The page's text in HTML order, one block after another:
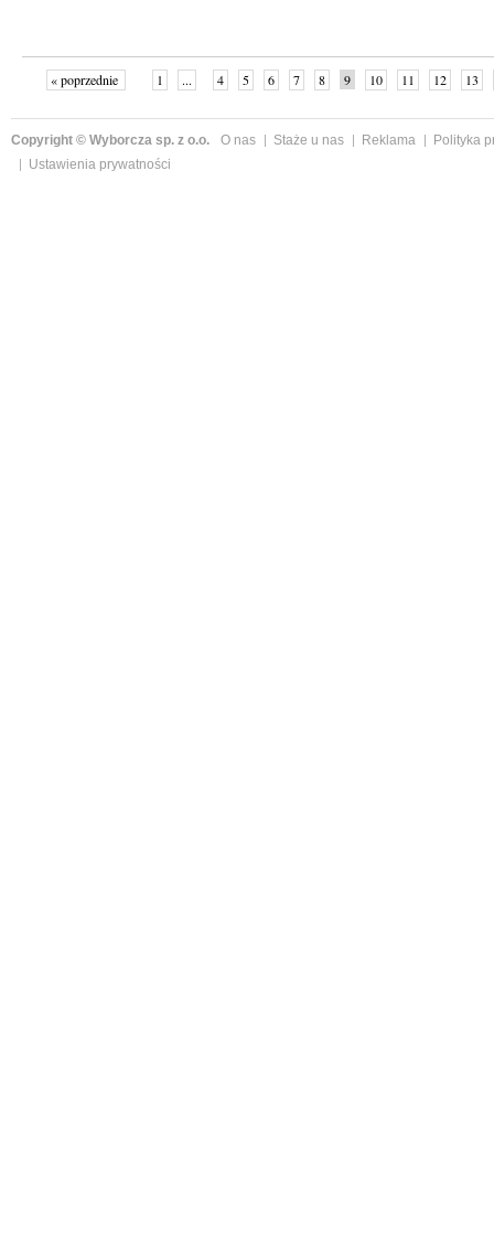
« poprzednie 1 ... 4 5 6 7 8 9 10 11 12 13
Copyright © Wyborcza sp. z o.o. O nas Staże u nas Reklama
Polityka
Ustawienia prywatności